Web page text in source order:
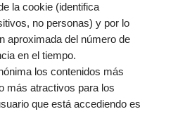
la cookie (identifica
no personas) y por lo
aproximada del número de
en el tiempo.
los contenidos más
más atractivos para los
que está accediendo es